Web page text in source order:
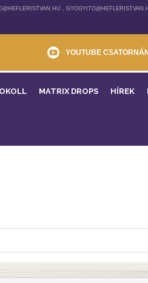
,
YOUTUBE
MATRIX DROPS HÍREK